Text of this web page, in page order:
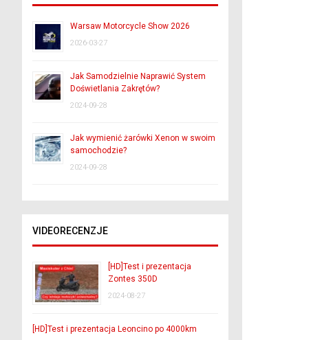
Warsaw Motorcycle Show 2026
2026-03-27
Jak Samodzielnie Naprawić System
Doświetlania Zakrętów?
2024-09-28
Jak wymienić żarówki Xenon w swoim
samochodzie?
2024-09-28
VIDEORECENZJE
[HD]Test i prezentacja
Zontes 350D
2024-08-27
[HD]Test i prezentacja Leoncino po 4000km